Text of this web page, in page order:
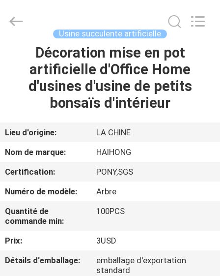
MAISON
PRODUITS
À
DE
NOUS
VISITE
DE
L'USINE
Crafts
Factory.
Usine succulente artificielle
Décoration mise en pot
artificielle d'Office Home
d'usines d'usine de petits
bonsaïs d'intérieur
Lieu d'origine:
LA CHINE
Nom de marque:
HAIHONG
Certification:
PONY,SGS
Numéro de modèle:
Arbre
Quantité de
commande min:
100PCS
Prix:
3USD
Détails d'emballage:
emballage d'exportation
standard